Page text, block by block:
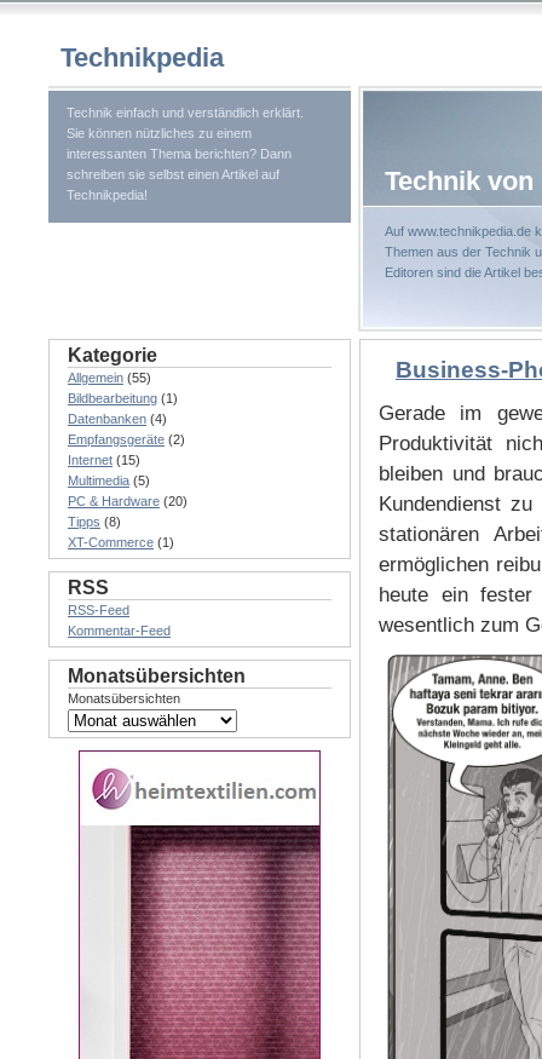
Technikpedia
Technik einfach und verständlich erklärt.
Sie können nützliches zu einem
interessanten Thema berichten? Dann
schreiben sie selbst einen Artikel auf
Technikpedia!
Technik
Auf www.technikpedia.de
Themen aus der Technik
Editoren sind die Artikel
Business-
Gerade im
Produktivität
bleiben und
Kundendienst
stationären
ermöglichen
heute ein fester
wesentlich zum
Kategorie
Allgemein (55)
Bildbearbeitung (1)
Datenbanken (4)
Empfangsgeräte (2)
Internet (15)
Multimedia (5)
PC & Hardware (20)
Tipps (8)
XT-Commerce (1)
RSS
RSS-Feed
Kommentar-Feed
Monatsübersichten
Monatsübersichten